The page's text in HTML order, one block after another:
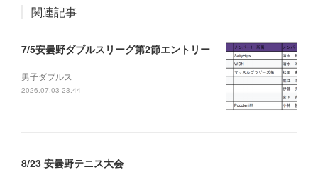
関連記事
7/5安曇野ダブルスリーグ第2節エントリー
男子ダブルス
2026.07.03 23:44
8/23 安曇野テニス大会